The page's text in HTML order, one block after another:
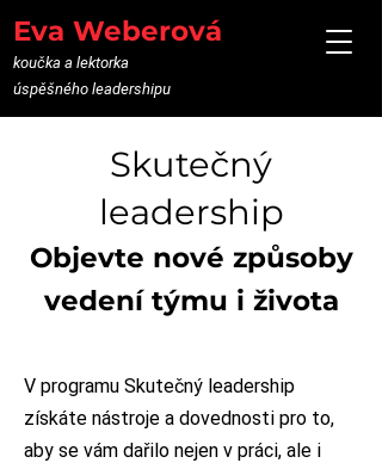
Eva Weberová
koučka a lektorka
úspěšného leadershipu
Skutečný
leadership
Objevte nové způsoby
vedení týmu i života
V programu Skutečný leadership
získáte nástroje a dovednosti pro to,
aby se vám dařilo nejen v práci, ale i